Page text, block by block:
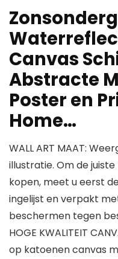
Canvas
Abstracte
Poster en
Home…
WALL ART MAAT:
illustratie. Om de
kopen, meet u eerst
ingelijst en verpakt
beschermen tegen
HOGE KWALITEIT
op katoenen canvas